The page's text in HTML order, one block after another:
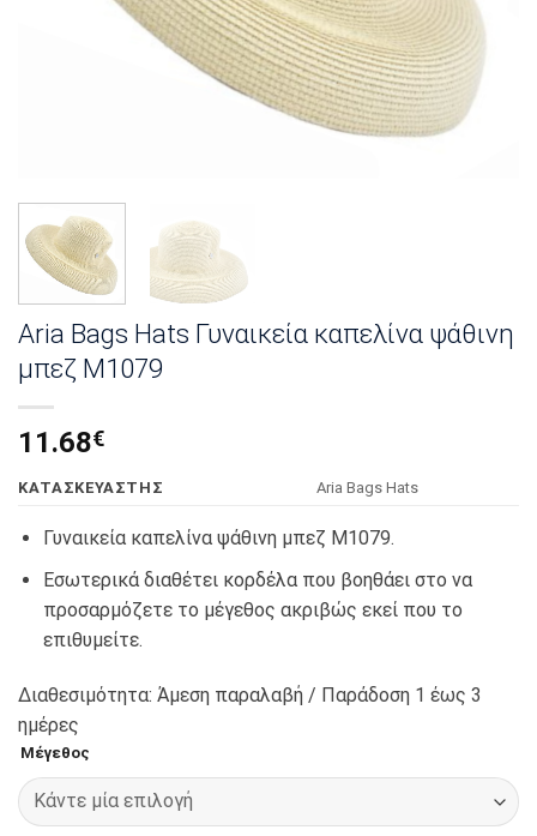
Aria Bags Hats Γυναικεία καπελίνα ψάθινη
μπεζ Μ1079
11.68€
KΑΤΑΣΚΕΥΑΣΤΗΣ Αria Bags Hats
Γυναικεία καπελίνα ψάθινη μπεζ Μ1079.
Εσωτερικά διαθέτει κορδέλα που βοηθάει στο να
προσαρμόζετε το μέγεθος ακριβώς εκεί που το
επιθυμείτε.
Διαθεσιμότητα: Άμεση παραλαβή / Παράδoση 1 έως 3
ημέρες
Μέγεθος